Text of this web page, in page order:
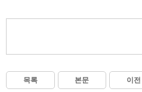
목록 본문 이전